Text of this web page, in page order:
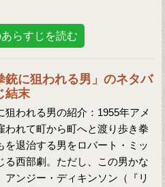
らすじを読む
銃に狙われる男」のネタバ
結末
狙われる男の紹介：1955年アメ
われて町から町へと渡り歩き拳
を退治する男をロバート・ミッ
る西部劇。ただし、この男かな
アンジー・ディキンソン（『リ